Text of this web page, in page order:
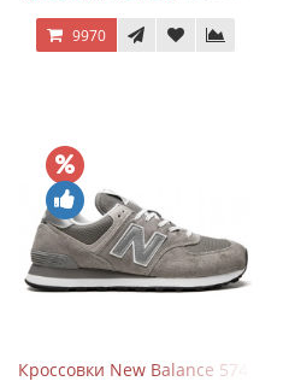
9970
Кроссовки New Balance 574